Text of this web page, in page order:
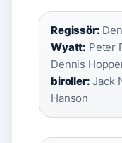
Regissör:
Wyatt: Peter
Dennis
biroller: Jack
Hanson